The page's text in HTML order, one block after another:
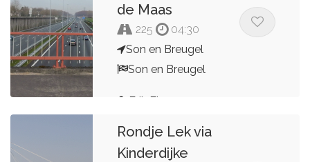
de Maas
225
04:30
Son en Breugel
Son en Breugel
Erik Elzenaar
Rondje Lek via
Kinderdijke